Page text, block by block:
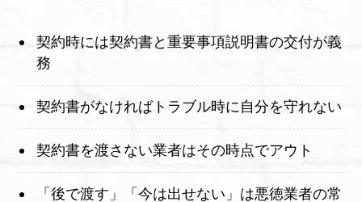
契約時には契約書と重要事項説明書の交付が義
務
契約書がなければトラブル時に自分を守れない
契約書を渡さない業者はその時点でアウト
「後で渡す」「今は出せない」は悪徳業者の常